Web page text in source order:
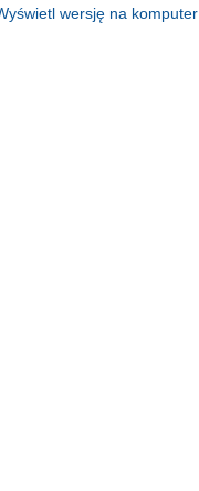
wersję na komputer